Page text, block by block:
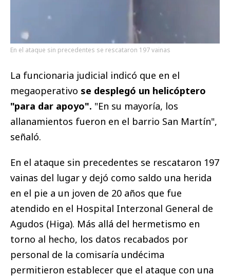
En el ataque sin precedentes se rescataron 197 vainas
La funcionaria judicial indicó que en el
megaoperativo se desplegó un helicóptero
"para dar apoyo". "En su mayoría, los
allanamientos fueron en el barrio San Martín",
señaló.
En el ataque sin precedentes se rescataron 197
vainas del lugar y dejó como saldo una herida
en el pie a un joven de 20 años que fue
atendido en el Hospital Interzonal General de
Agudos (Higa). Más allá del hermetismo en
torno al hecho, los datos recabados por
personal de la comisaría undécima
permitieron establecer que el ataque con una